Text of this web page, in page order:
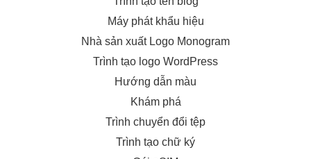
Máy phát khẩu hiệu
Nhà sản xuất Logo Monogram
Trình tạo logo WordPress
Hướng dẫn màu
Khám phá
Trình chuyển đổi tệp
Trình tạo chữ ký